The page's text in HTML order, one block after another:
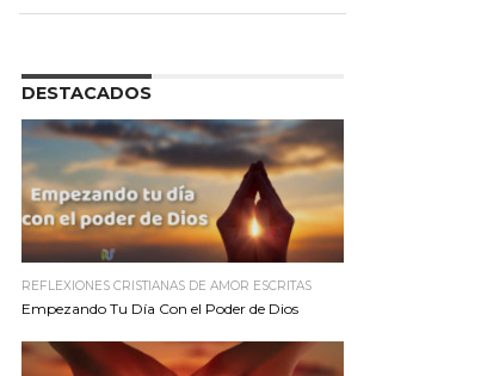
DESTACADOS
REFLEXIONES CRISTIANAS DE AMOR ESCRITAS
Empezando Tu Día Con el Poder de Dios